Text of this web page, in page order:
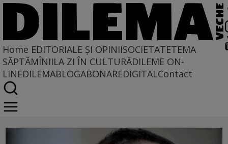
Home EDITORIALE ȘI OPINIISOCIETATETEMA
SĂPTĂMÎNIILA ZI ÎN CULTURĂDILEME ON-
LINEDILEMABLOGABONAREDIGITALContact
contraintuitia